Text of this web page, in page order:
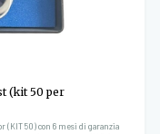
(kit 50 per
50) con 6 mesi di garanzia